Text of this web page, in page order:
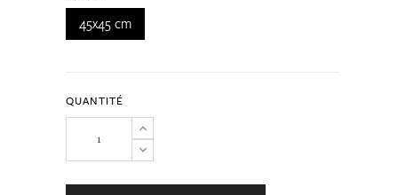
45x45 cm
QUANTITÉ